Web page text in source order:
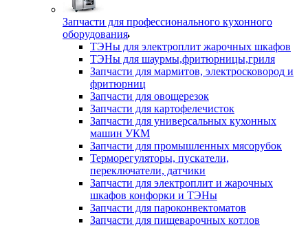
Запчасти для профессионального кухонного
оборудования
ТЭНы для электроплит жарочных шкафов
ТЭНы для шаурмы,фритюрницы,гриля
Запчасти для мармитов, электросковород и
фритюрниц
Запчасти для овощерезок
Запчасти для картофелечисток
Запчасти для универсальных кухонных
машин УКМ
Запчасти для промышленных мясорубок
Терморегуляторы, пускатели,
переключатели, датчики
Запчасти для электроплит и жарочных
шкафов конфорки и ТЭНы
Запчасти для пароконвектоматов
Запчасти для пищеварочных котлов